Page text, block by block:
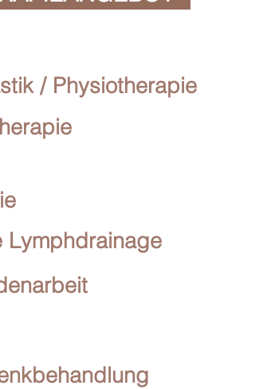
/ Physiotherapie
Lymphdrainage